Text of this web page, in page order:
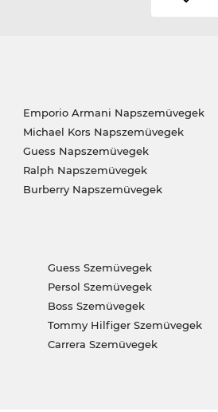
Emporio Armani Napszemüvegek
Michael Kors Napszemüvegek
Guess Napszemüvegek
Ralph Napszemüvegek
Burberry Napszemüvegek
Guess Szemüvegek
Persol Szemüvegek
Boss Szemüvegek
Tommy Hilfiger Szemüvegek
Carrera Szemüvegek